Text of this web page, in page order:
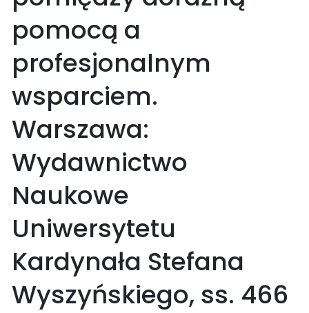
pomocą a
profesjonalnym
wsparciem.
Warszawa:
Wydawnictwo
Naukowe
Uniwersytetu
Kardynała Stefana
Wyszyńskiego, ss. 466